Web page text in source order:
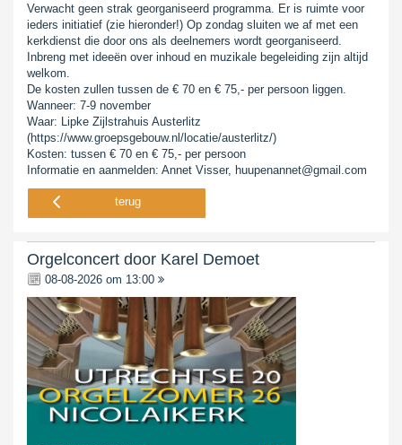
Verwacht geen strak georganiseerd programma. Er is ruimte voor
ieders initiatief (zie hieronder!) Op zondag sluiten we af met een
kerkdienst die door ons als deelnemers wordt georganiseerd.
Inbreng met ideeën over inhoud en muzikale begeleiding zijn altijd
welkom.
De kosten zullen tussen de € 70 en € 75,- per persoon liggen.
Wanneer: 7-9 november
Waar: Lipke Zijlstrahuis Austerlitz
(https://www.groepsgebouw.nl/locatie/austerlitz/)
Kosten: tussen € 70 en € 75,- per persoon
Informatie en aanmelden: Annet Visser, huupenannet@gmail.com
terug
Orgelconcert door Karel Demoet
08-08-2026 om 13:00